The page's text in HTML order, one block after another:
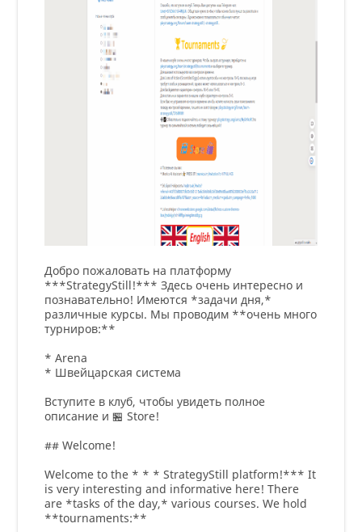
Добро пожаловать на платформу
***StrategyStill!*** Здесь очень интересно и
познавательно! Имеются *задачи дня,*
различные курсы. Мы проводим **очень много
турниров:**
* Arena
* Швейцарская система
Вступите в клуб, чтобы увидеть полное
описание и 🏪 Store!
## Welcome!
Welcome to the * * * StrategyStill platform!*** It
is very interesting and informative here! There
are *tasks of the day,* various courses. We hold
**tournaments:**